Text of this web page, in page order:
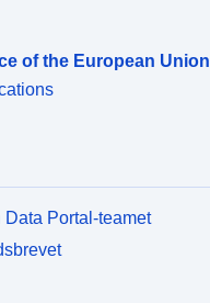
of the European Union
Portal-teamet